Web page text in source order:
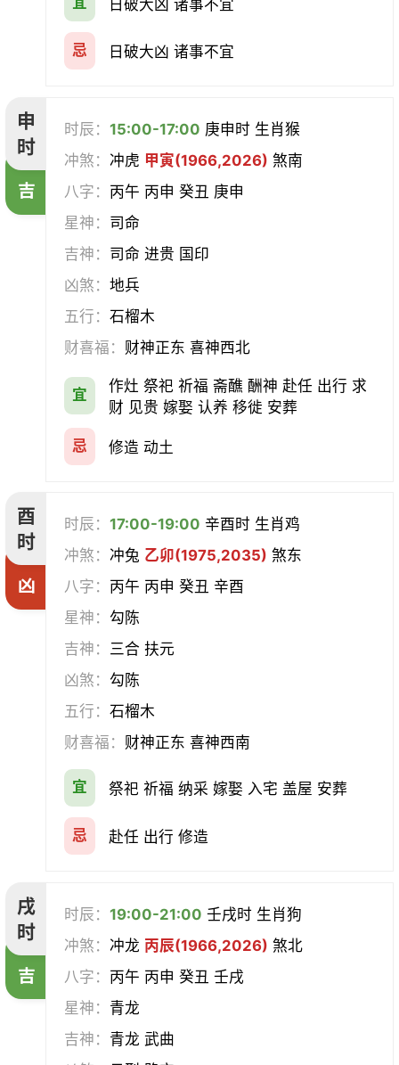
日破大凶 诸事不宜
忌 日破大凶 诸事不宜
申
时
吉
时辰：15:00-17:00 庚申时 生肖猴
冲煞：冲虎 甲寅(1966,2026) 煞南
八字： 丙午 丙申 癸丑 庚申
星神： 司命
吉神： 司命 进贵 国印
凶煞：地兵
五行：石榴木
财喜福： 财神正东 喜神西北
宜
作灶 祭祀 祈福 斋醮 酬神 赴任 出行 求
财 见贵 嫁娶 认养 移徙 安葬
忌 修造 动土
酉
时
凶
时辰：17:00-19:00 辛酉时 生肖鸡
冲煞：冲兔 乙卯(1975,2035) 煞东
八字： 丙午 丙申 癸丑 辛酉
星神： 勾陈
吉神： 三合 扶元
凶煞： 勾陈
五行：石榴木
财喜福： 财神正东 喜神西南
宜 祭祀 祈福 纳采 嫁娶 入宅 盖屋 安葬
忌 赴任 出行 修造
戌
时
吉
时辰：19:00-21:00 壬戌时 生肖狗
冲煞：冲龙 丙辰(1966,2026) 煞北
八字： 丙午 丙申 癸丑 壬戌
星神： 青龙
吉神： 青龙 武曲